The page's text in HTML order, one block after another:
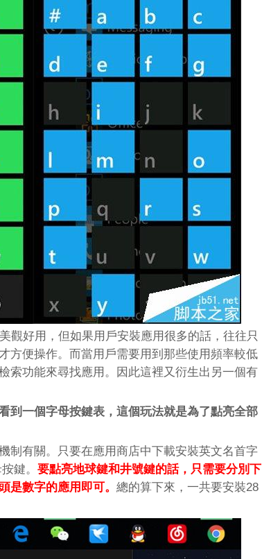
觀好用，但如果用戶安裝應用很多的話，往往只
方便操作。而當用戶需要用到那些使用頻率較低
索功能來尋找應用。因此這裡又衍生出另一個有
到一個字母按鍵表，這個玩法就是為了點亮全部
制有關。只要在應用商店中下載安裝英文名首字
鍵。 要點亮地球鍵和井號鍵的話，只需要分別下
是數字的應用即可。 總的算下來，一共要安裝28